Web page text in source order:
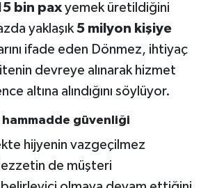
bin paxyemek üretildiğini
yaklaşık5 milyon kişiye
ifade eden Dönmez, ihtiyaç
devreye alınarak hizmet
altına alındığını söylüyor.
güvenliği
hijyenin vazgeçilmez
de müşteri